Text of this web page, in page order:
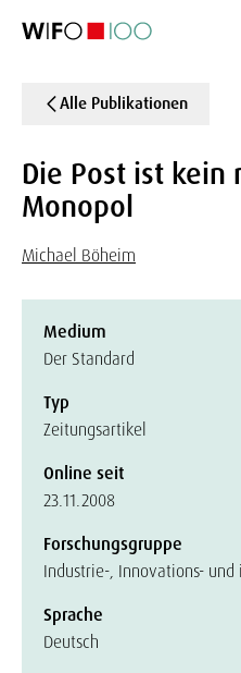
Alle Publikationen
Die Post ist kein
Monopol
Michael Böheim
Medium
Der Standard
Typ
Zeitungsartikel
Online seit
23.11.2008
Forschungsgruppe
Industrie-, Innovations-
Sprache
Deutsch